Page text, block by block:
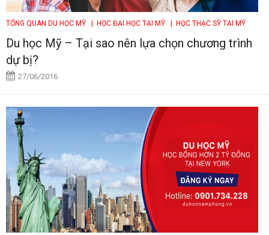
TỔNG QUAN DU HỌC MỸ | HỌC ĐẠI HỌC TẠI MỸ | HỌC THẠC SỸ TẠI MỸ
Du học Mỹ – Tại sao nên lựa chọn chương trình
dự bị?
27/06/2016